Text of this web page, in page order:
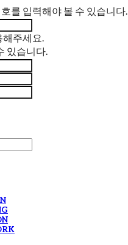
를 입력해야 볼 수 있습니다.
해주세요.
있습니다.